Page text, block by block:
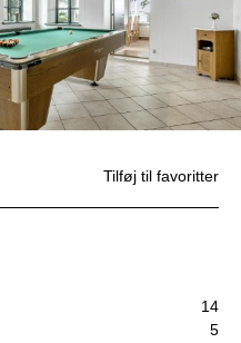
14
5
Tilføj til favoritter